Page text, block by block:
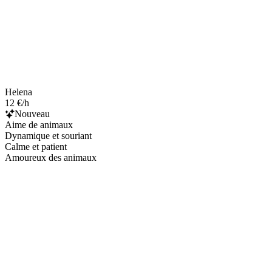
Helena
12 €/h
Nouveau
Aime de animaux
Dynamique et souriant
Calme et patient
Amoureux des animaux